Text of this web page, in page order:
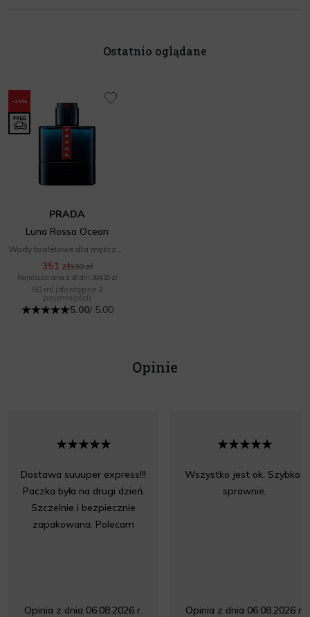
Ostatnio oglądane
-10%
PRADA
Luna Rossa Ocean
351 zł390 zł
Najniższa cena z 30 dni: 304,20 zł
50 ml (dostępne 2
pojemności)
5.00/ 5.00
Opinie
Dostawa suuuper express!!!
Paczka była na drugi dzień.
Szczelnie i bezpiecznie
zapakowana. Polecam
Opinia z dnia 06.08.2026 r.
Wszystko jest ok. Szybko i
sprawnie.
Opinia z dnia 06.08.2026 r.